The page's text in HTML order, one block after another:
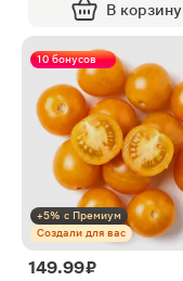
В корзину
10 бонусов
+5% с Премиум
Создали для вас
149.99 ₽